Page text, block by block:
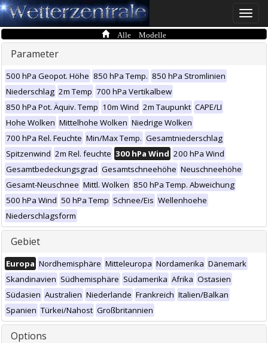
Toggle
Alle Modelle
Parameter
500 hPa Geopot. Höhe 850 hPa Temp. 850 hPa Stromlinien
Niederschlag 2m Temp 700 hPa Vertikalbew
850 hPa Pot. Äquiv. Temp 10m Wind 2m Taupunkt CAPE/LI
Hohe Wolken Mittelhohe Wolken Niedrige Wolken
700 hPa Rel. Feuchte Min/Max Temp. Gesamtniederschlag
Spitzenwind 2m Rel. feuchte 300 hPa Wind 200 hPa Wind
Gesamtbedeckungsgrad Gesamtschneehöhe Neuschneehöhe
Gesamt-Neuschnee Mittl. Wolken 850 hPa Temp. Abweichung
500 hPa Wind 50 hPa Temp Schnee/Eis Wellenhoehe
Niederschlagsform
Gebiet
Europa Nordhemisphäre Mitteleuropa Nordamerika Dänemark
Skandinavien Südhemisphäre Südamerika Afrika Ostasien
Südasien Australien Niederlande Frankreich Italien/Balkan
Spanien Türkei/Nahost Großbritannien
Options